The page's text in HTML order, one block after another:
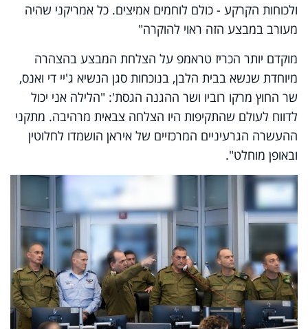
ולכוחות הקרקע - כולם לוחמים אמיצים. כל אמריקני שהיה
מעורב במבצע הזה ראוי להוקרה"
מוקדם יותר הכריז טראמפ על הצלחת המבצע בהצהרה
מיוחדת שנשא בבית הלבן, בנוכחות סגן הנשיא ג'יי די ואנס,
שר החוץ מרקו רוביו ושר ההגנה הגסת': "הלילה אני יכול
לדווח לעולם שהתקיפות היו הצלחה צבאית מרהיבה. מתקני
ההעשרה הגרעיניים המרכזיים של איראן הושמדו לחלוטין
ובאופן מוחלט".